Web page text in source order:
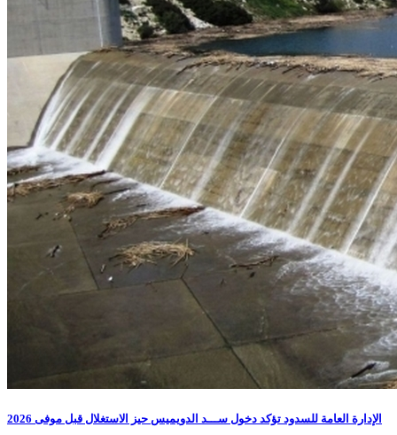
الإدارة العامة للسدود تؤكد دخول ســـد الدويميس حيز الاستغلال قبل موفى 2026